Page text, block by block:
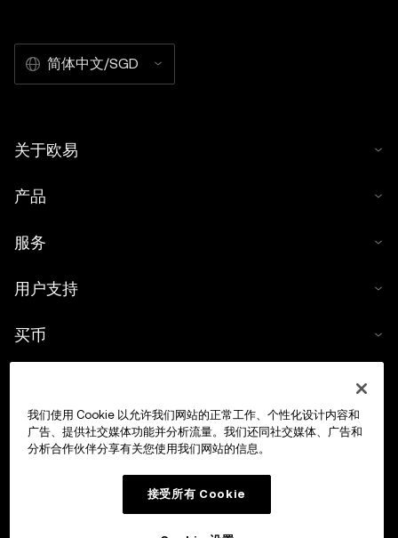
简体中文/SGD
关于欧易
产品
服务
用户支持
买币
交易
我们使用 Cookie 以允许我们网站的正常工作、个性化设计内容和
广告、提供社交媒体功能并分析流量。我们还同社交媒体、广告和
分析合作伙伴分享有关您使用我们网站的信息。
接受所有 Cookie